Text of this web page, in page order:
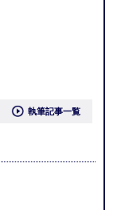
執筆記事一覧